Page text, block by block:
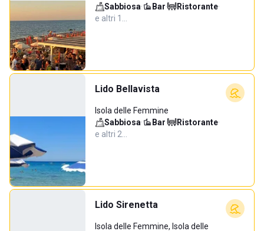
Sabbiosa· Bar· Ristorante·
e altri 1…
Lido Bellavista
Isola delle Femmine
Sabbiosa· Bar· Ristorante·
e altri 2…
Lido Sirenetta
Isola delle Femmine, Isola delle